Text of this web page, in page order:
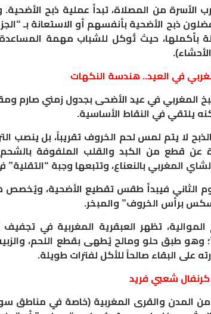
الأسرة من المصلاة، تبدأ عملية ذبح الأضحية.
ذبح الأضحية بأنفسهم أو الاستعانة بـ
بأكملها، حيث تُوكل للشباب مهمة
في العيد.. هندسة النكهات
المغربي في عيد الأضحى بجدول زمني صارم
يلتقي في النقاط الأساسية.
لا يتم لمس لحم الخروف تقريباً، بل ينصب
عن قطع من الكبد والقلب الملفوفة
المغربي بالنعناع، وتتبعها وجبة “التقلية”
الثاني فيبدأ طقس تقطيع الأضحية، ويُخصص
برأس الخروف” والمبخر.
الموالية، تظهر العبقرية المغربية في تجفيف
وهو طبق حلو ومالح يُطهى بقطع اللحم،
على البقاء صالحاً للأكل لفترات طويلة.
كرنفال شعبي فريد
من المدن والقرى المغربية (خاصة في مناطق